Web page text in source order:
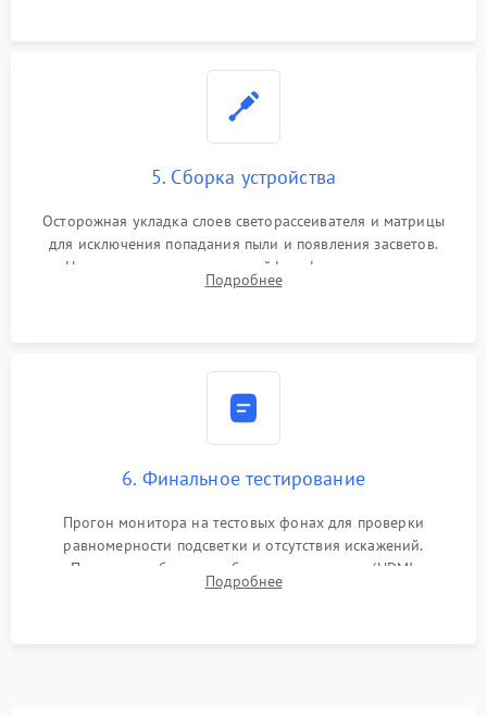
5. Сборка устройства
Осторожная укладка слоев светорассеивателя и матрицы
для исключения попадания пыли и появления засветов.
Надежное подключение шлейфов, фиксация плат и
аккуратное защелкивание пластикового корпуса монитора.
Подробнее
6. Финальное тестирование
Прогон монитора на тестовых фонах для проверки
равномерности подсветки и отсутствия искажений.
Проверка работоспособности всех портов (HDMI,
DisplayPort, VGA) и кнопок управления под нагрузкой в
Подробнее